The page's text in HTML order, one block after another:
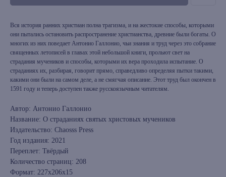
Вся история ранних христиан полна трагизма, и на жестокие способы, которыми
они пытались остановить распространение христианства, древние были богаты. О
многих из них поведает Антонио Галлонио, чьи знания и труд через это собрание
священных летописей в главах этой небольшой книги, прольют свет на
страдания мучеников и способы, которыми их вера проходила испытание. О
страданиях их, разбирая, говорит прямо, справедливо определяя пытки такими,
какими они были на самом деле, а не смягчая описание. Этот труд был окончен в
1591 году и теперь доступен также русскоязычным читателям.
Автор: Антонио Галлонио
Название: О страданиях святых христовых мучеников
Издательство: Chaosss Press
Год издания: 2021
Переплет: Твёрдый
Количество страниц: 208
Формат: 227x206x15